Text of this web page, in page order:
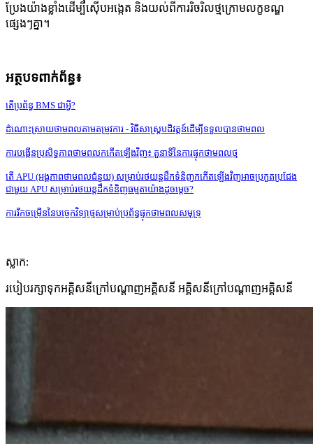
ប្រែងយ៉ាងខ្លាំងដើម្បីស៊ើបអង្កេត និងយល់ពីការរិចរិលថ្មក្រោមលក្ខខណ្ឌ
ផ្សេងៗគ្នា។
អត្ថបទពាក់ព័ន្ធ៖
តើប្រព័ន្ធ BMS ជាអ្វី?
ដំណោះស្រាយថាមពលតាមតម្រូវការ - វិធីសាស្រ្តបដិវត្តន៍ដើម្បីទទួលបានថាមពល
ការបង្កើនប្រសិទ្ធភាពថាមពលកកើតឡើងវិញ៖ តួនាទីនៃការផ្ទុកថាមពលថ្ម
តើ APU (អង្គភាពថាមពលជំនួយ) សម្រាប់រថយន្តដឹកទំនិញកកើតឡើងវិញអាចប្រកួតប្រជែង
ជាមួយ APU សម្រាប់រថយន្តដឹកទំនិញធម្មតាយ៉ាងដូចម្តេច?
ការរីកចម្រើននៃបច្ចេកវិទ្យាថ្មសម្រាប់ប្រព័ន្ធផ្ទុកថាមពលសមុទ្រ
ស្លាក:
របៀបរក្សាទុកអគ្គិសនីក្រៅបណ្តាញអគ្គិសនី អគ្គិសនីក្រៅបណ្តាញអគ្គិសនី